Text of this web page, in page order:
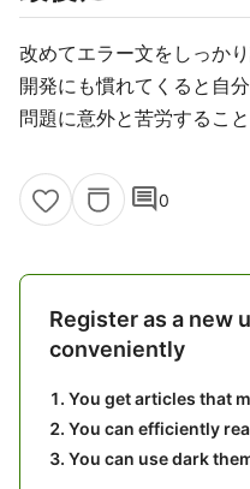
改めてエラー文をしっか
開発にも慣れてくると自
問題に意外と苦労するこ
comment0
Register as a new
conveniently
You get articles that
You can efficiently
You can use dark